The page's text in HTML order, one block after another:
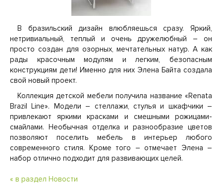
В бразильский дизайн влюбляешься сразу. Яркий,
нетривиальный, теплый и очень дружелюбный – он
просто создан для озорных, мечтательных натур. А как
рады красочным модулям и легким, безопасным
конструкциям дети! Именно для них Элена Байта создала
свой новый проект.
Коллекция детской мебели получила название «Renata
Brazil Line». Модели – стеллажи, стулья и шкафчики –
привлекают яркими красками и смешными рожицами-
смайлами. Необычная отделка и разнообразие цветов
позволяют поселить мебель в интерьер любого
современного стиля. Кроме того – отмечает Элена –
набор отлично подходит для развивающих целей.
« в раздел Новости